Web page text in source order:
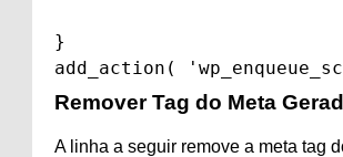
}
add_action(
Remover Tag do Meta
A linha a seguir remove a meta tag